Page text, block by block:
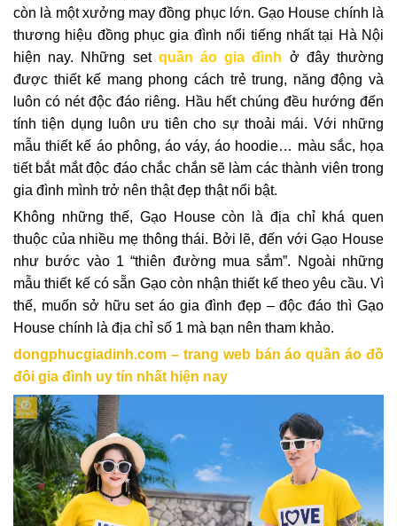
còn là một xưởng may đồng phục lớn. Gạo House chính là
thương hiệu đồng phục gia đình nổi tiếng nhất tại Hà Nội
hiện nay. Những set quần áo gia đình ở đây thường
được thiết kế mang phong cách trẻ trung, năng động và
luôn có nét độc đáo riêng. Hầu hết chúng đều hướng đến
tính tiện dụng luôn ưu tiên cho sự thoải mái. Với những
mẫu thiết kế áo phông, áo váy, áo hoodie… màu sắc, họa
tiết bắt mắt độc đáo chắc chắn sẽ làm các thành viên trong
gia đình mình trở nên thật đẹp thật nổi bật.
Không những thế, Gạo House còn là địa chỉ khá quen
thuộc của nhiều mẹ thông thái. Bởi lẽ, đến với Gạo House
như bước vào 1 “thiên đường mua sắm”. Ngoài những
mẫu thiết kế có sẵn Gạo còn nhận thiết kế theo yêu cầu. Vì
thế, muốn sở hữu set áo gia đình đẹp – độc đáo thì Gạo
House chính là địa chỉ số 1 mà bạn nên tham khảo.
dongphucgiadinh.com – trang web bán áo quần áo đồ
đôi gia đình uy tín nhất hiện nay